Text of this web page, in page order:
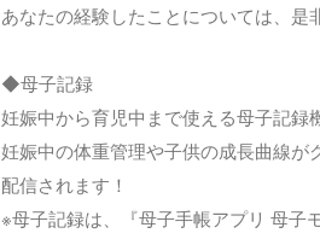
あなたの経験したことについては、是
◆母子記録
妊娠中から育児中まで使える母子記録
妊娠中の体重管理や子供の成長曲線が
配信されます！
※母子記録は、『母子手帳アプリ 母子